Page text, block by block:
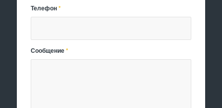
Телефон*
Сообщение*